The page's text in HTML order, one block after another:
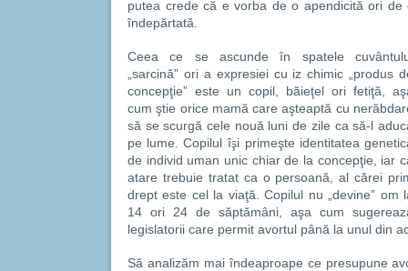
putea crede că e vorba de o apendicită ori
îndepărtată.
Ceea ce se ascunde în spatele
„sarcină” ori a expresiei cu iz chimic „produs
concepţie” este un copil, băieţel ori fetiţă,
cum ştie orice mamă care aşteaptă cu
să se scurgă cele nouă luni de zile ca să-l
pe lume. Copilul îşi primeşte identitatea
de individ uman unic chiar de la concepţie, iar
atare trebuie tratat ca o persoană, al cărei
drept este cel la viaţă. Copilul nu „devine” om
14 ori 24 de săptămâni, aşa cum
legislatorii care permit avortul până la unul din
Să analizăm mai îndeaproape ce presupune